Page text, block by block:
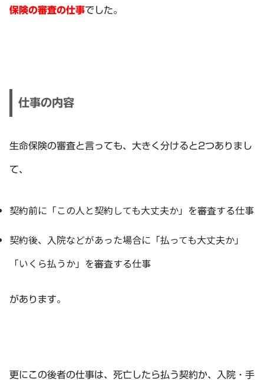
保険の審査の仕事でした。
仕事の内容
生命保険の審査と言っても、大きく分けると2つありまし
て、
契約前に「この人と契約しても大丈夫か」を審査する仕事
契約後、入院などがあった場合に「払っても大丈夫か」
「いくら払うか」を審査する仕事
があります。
更にこの後者の仕事は、死亡したら払う契約か、入院・手